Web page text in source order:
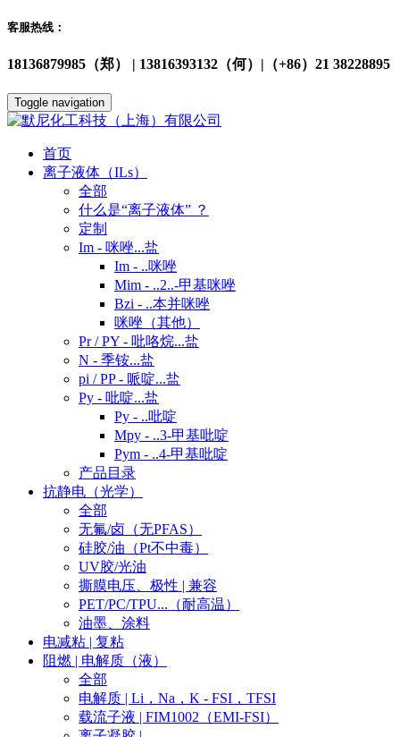
客服热线：
18136879985（郑） | 13816393132（何）|（+86）21 38228895
Toggle navigation
首页
离子液体（ILs）
全部
什么是“离子液体” ？
定制
Im - 咪唑...盐
Im - ..咪唑
Mim - ..2..-甲基咪唑
Bzi - ..本并咪唑
咪唑（其他）
Pr / PY - 吡咯烷...盐
N - 季铵...盐
pi / PP - 哌啶...盐
Py - 吡啶...盐
Py - ..吡啶
Mpy - ..3-甲基吡啶
Pym - ..4-甲基吡啶
产品目录
抗静电（光学）
全部
无氟/卤（无PFAS）
硅胶/油（Pt不中毒）
UV胶/光油
撕膜电压、极性 | 兼容
PET/PC/TPU...（耐高温）
油墨、涂料
电减粘 | 复粘
阻燃 | 电解质（液）
全部
电解质 | Li，Na，K - FSI，TFSI
载流子液 | FIM1002（EMI-FSI）